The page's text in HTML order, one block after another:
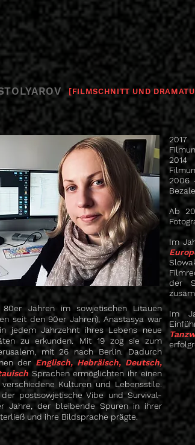
[FILMSCHNITT UND
Jahren im sowjetischen Litauen
seit den 90er Jahren), Anastasya war
jedem Jahrzehnt ihres Lebens neue
zu erkunden. Mit 19 zog sie zum
mit 26 nach Berlin. Dadurch
der Englisch, Hebräisch, Deutsch,
Sprachen ermöglichten ihr einen
Kulturen und Lebensstile.
postsowjetische Vibe und Survival-
Jahre, der bleibende Spuren in ihrer
und ihre Bildsprache prägte.
2006
Ab
Im
der
Im